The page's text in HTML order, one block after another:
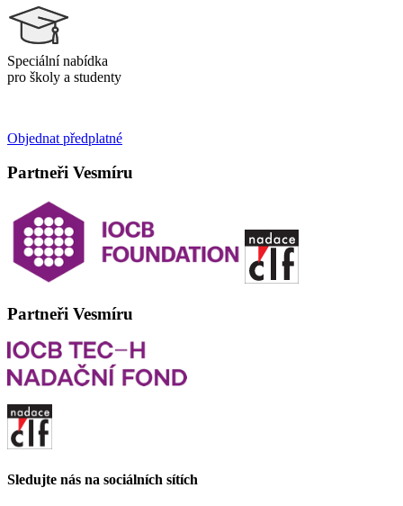
Speciální nabídka
pro školy a studenty
Objednat předplatné
Partneři Vesmíru
Partneři Vesmíru
Sledujte nás na sociálních sítích